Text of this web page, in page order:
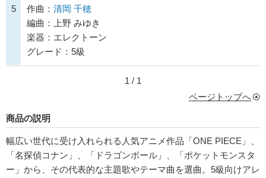
5
作曲： 清岡 千穂
編曲：上野 みゆき
楽器：エレクトーン
グレード：5級
1 / 1
ページトップへ
商品の説明
幅広い世代に受け入れられる人気アニメ作品「ONE PIECE」、
「名探偵コナン」、「ドラゴンボール」、「ポケットモンスタ
ー」から、その代表的な主題歌やテーマ曲を選曲。5級向けアレ